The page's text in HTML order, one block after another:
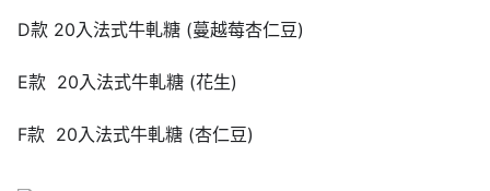
D款 20入法式牛軋糖 (蔓越莓杏仁豆)
E款 20入法式牛軋糖 (花生)
F款 20入法式牛軋糖 (杏仁豆)